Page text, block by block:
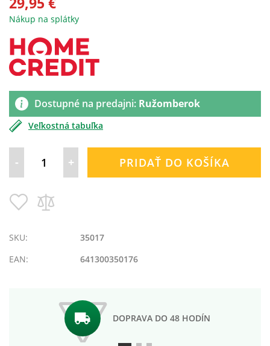
Nákup na splátky
Dostupné na predajni: Ružomberok
Veľkostná tabuľka
- + PRIDAŤ DO KOŠÍKA
Pridať
do
SKU:
35017
EAN:
641300350176
DOPRAVA DO 48 HODÍN